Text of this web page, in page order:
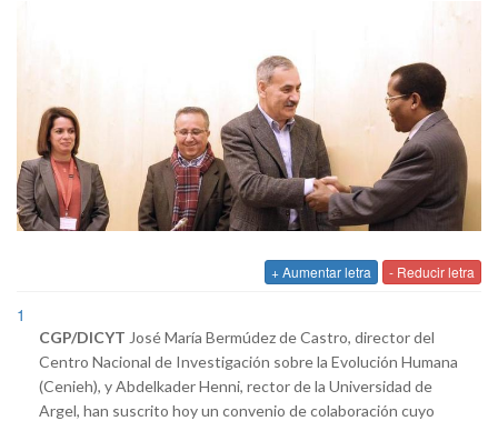
+ Aumentar letra - Reducir letra
1
CGP/DICYT José María Bermúdez de Castro, director del
Centro Nacional de Investigación sobre la Evolución Humana
(Cenieh), y Abdelkader Henni, rector de la Universidad de
Argel, han suscrito hoy un convenio de colaboración cuyo